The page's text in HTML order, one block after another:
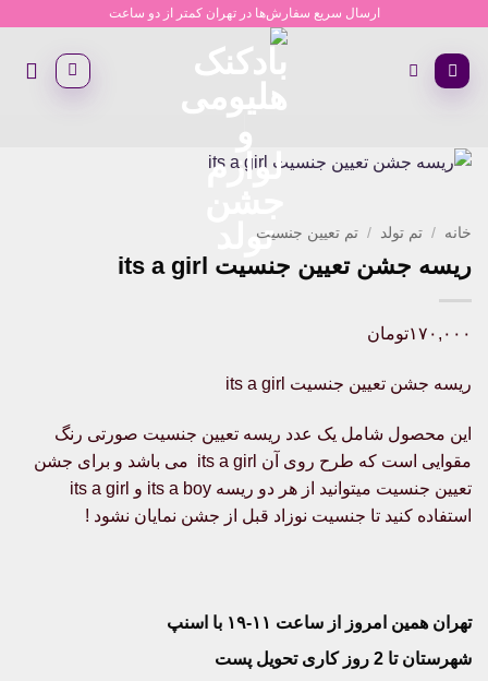
content
ارسال سریع سفارش‌ها در تهران کمتر از دو ساعت
خانه / تم تولد / تم تعیین جنسیت
ریسه جشن تعیین جنسیت its a girl
۱۷۰,۰۰۰تومان
ریسه جشن تعیین جنسیت its a girl
این محصول شامل یک عدد ریسه تعیین جنسیت صورتی رنگ
مقوایی است که طرح روی آن its a girl می باشد و برای جشن
تعیین جنسیت میتوانید از هر دو ریسه its a boy و its a girl
استفاده کنید تا جنسیت نوزاد قبل از جشن نمایان نشود !
تهران همین امروز از ساعت ۱۱-۱۹ با اسنپ
شهرستان تا 2 روز کاری تحویل پست